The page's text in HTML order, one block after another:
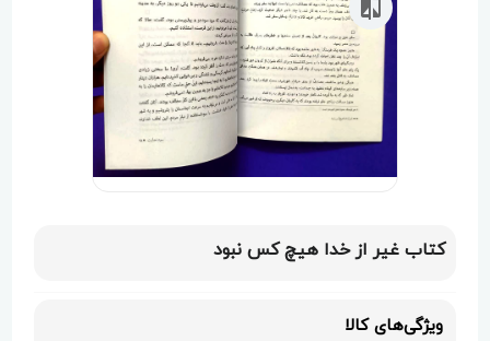
کتاب غیر از خدا هیچ کس نبود
ویژگی‌های کالا